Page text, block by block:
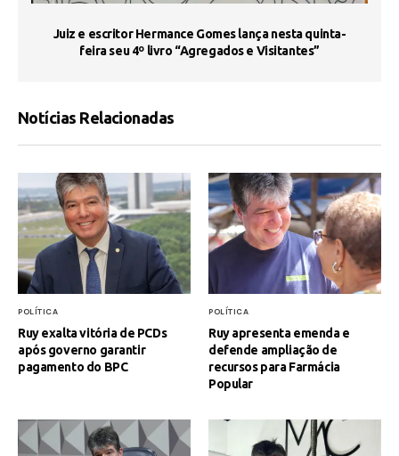
Juiz e escritor Hermance Gomes lança nesta quinta-
feira seu 4º livro “Agregados e Visitantes”
Notícias Relacionadas
POLÍTICA
Ruy exalta vitória de PCDs
após governo garantir
pagamento do BPC
POLÍTICA
Ruy apresenta emenda e
defende ampliação de
recursos para Farmácia
Popular